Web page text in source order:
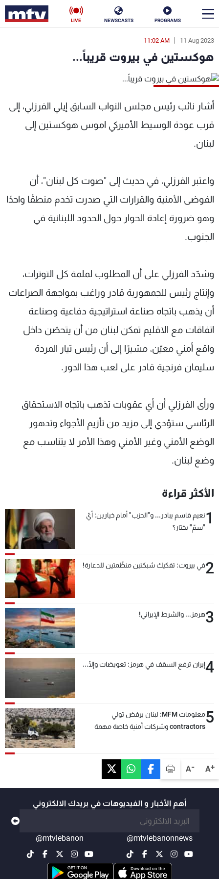
PROGRAMS
NEWSCASTS
LIVE
A+
A-
11 Aug 2023
11:02 AM
هوكستين في بيروت قريباً...
أشار نائب رئيس مجلس النواب السابق إيلي الفرزلي، إلى
قرب عودة الوسيط الأميركي اموس هوكستين إلى
لبنان.
واعتبر الفرزلي، في حديث إلى "صوت كل لبنان"، أن
الفوضى الأمنية والقرارات التي صدرت تخدم منطقًا واحدًا
وهو ضرورة إعادة الحوار حول الحدود اللبنانية في
الجنوب.
وشدّد الفرزلي على أن المطلوب لملمة كل التوترات،
وإنتاج رئيس للجمهورية قادر وراغب بمواجهة الصراعات
أن يذهب باتجاه صناعة استراتيجية دفاعية وصناعة
اتفاقات مع الاقليم تمكن لبنان من أن يتحصّن داخل
واقع أمني معيّن، مشيرًا إلى أن رئيس تيار المردة
سليمان فرنجية قادر على لعب هذا الدور.
ورأى الفرزلي أن أي عقوبات تذهب باتجاه الاستحقاق
الرئاسي ستؤدي إلى مزيد من تأزيم الأجواء وتدهور
الوضع الأمني وغير الأمني وهذا الأمر لا يتناسب مع
وضع لبنان.
الأكثر قراءة
1نعيم قاسم يبادر... و"الحزب" أمام خيارين: أيّ
"سمّ" يختار؟
2في بيروت: تفكيك شبكتين منظّمتين للدعارة!
3هرمز... والشرط الإيراني!
4إيران ترفع السقف في هرمز: تعويضات وإلّا...
5
معلومات MFM: لبنان يرفض تولي
contractors وشركات أمنية خاصة مهمة
أهم الأخبار و الفيديوهات في بريدك الالكتروني
@mtvlebanonnews
@mtvlebanon
en
الأخبار
سياسة
إقتصاد فن
البرامج
جدول البرامج
شاهد البرامج
الترددات
عن MTV
لاعلاناتكم
وظائف
شروط الإسـتخدام
سياسة الخصوصية